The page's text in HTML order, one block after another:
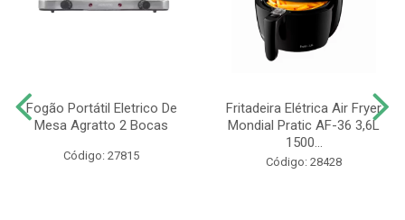
Fogão Portátil Eletrico De
Mesa Agratto 2 Bocas
Código: 27815
Fritadeira Elétrica Air Fryer
Mondial Pratic AF-36 3,6L
1500...
Código: 28428